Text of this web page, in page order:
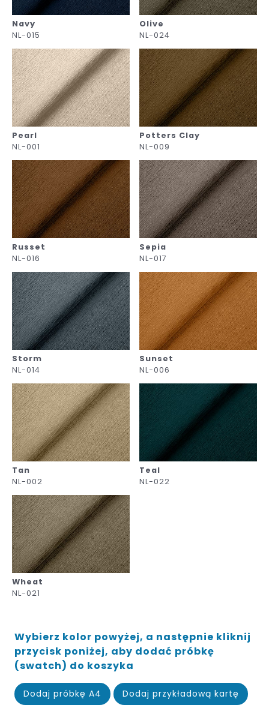
Navy
NL-015
Olive
NL-024
Pearl
NL-001
Potters Clay
NL-009
Russet
NL-016
Sepia
NL-017
Storm
NL-014
Sunset
NL-006
Tan
NL-002
Teal
NL-022
Wheat
NL-021
Wybierz kolor powyżej, a następnie kliknij
przycisk poniżej, aby dodać próbkę
(swatch) do koszyka
Dodaj próbkę A4 Dodaj przykładową kartę